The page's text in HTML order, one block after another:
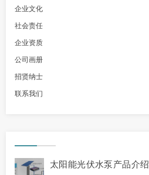
企业文化
社会责任
企业资质
公司画册
招贤纳士
联系我们
太阳能光伏水泵产品介绍